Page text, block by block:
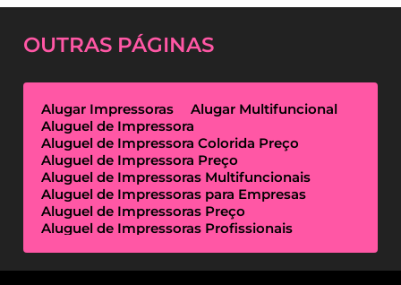
OUTRAS PÁGINAS
Alugar Impressoras
Alugar Multifuncional
Aluguel de Impressora
Aluguel de Impressora Colorida Preço
Aluguel de Impressora Preço
Aluguel de Impressoras Multifuncionais
Aluguel de Impressoras para Empresas
Aluguel de Impressoras Preço
Aluguel de Impressoras Profissionais